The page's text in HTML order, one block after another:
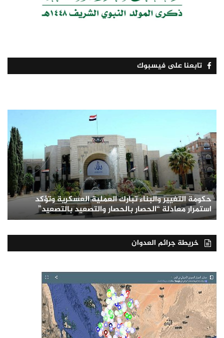
تابعنا على فيسبوك
حكومة التغيير والبناء تبارك العملية العسكرية وتؤكد
استمرار معادلة “الحصار بالحصار والتصعيد بالتصعيد”
خريطة جرائم العدوان